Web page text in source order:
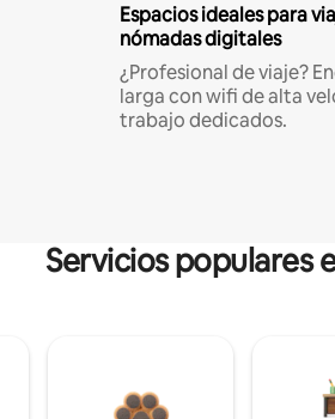
Espacios ideales para
nómadas digitales
¿Profesional de viaje?
larga con wifi de alta
trabajo dedicados.
Servicios populares